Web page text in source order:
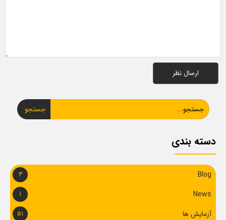
جستجو
دسته بندی
Blog
3
News
1
آزمایش ها 51